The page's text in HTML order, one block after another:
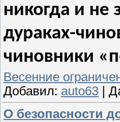
никогда и не
дураках-
чиновники
Весенние
Добавил: auto63 |
О безопасности